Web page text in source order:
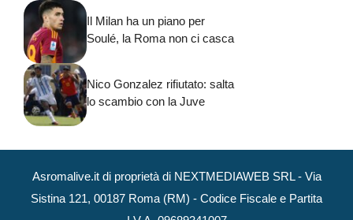
Il Milan ha un piano per
Soulé, la Roma non ci casca
Nico Gonzalez rifiutato: salta
lo scambio con la Juve
Asromalive.it di proprietà di NEXTMEDIAWEB SRL - Via
Sistina 121, 00187 Roma (RM) - Codice Fiscale e Partita